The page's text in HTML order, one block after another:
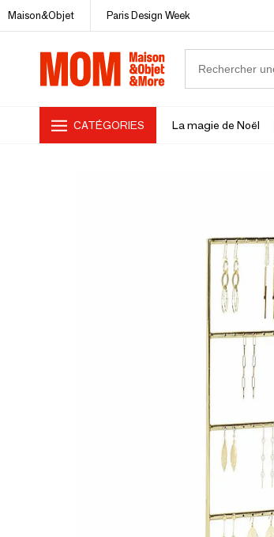
Maison&Objet Paris Design Week
CATÉGORIES La magie de Noël